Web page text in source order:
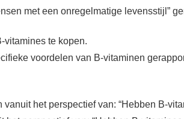
met een onregelmatige levensstijl”
vitamines te kopen.
voordelen van B-vitaminen
het perspectief van: “Hebben B-